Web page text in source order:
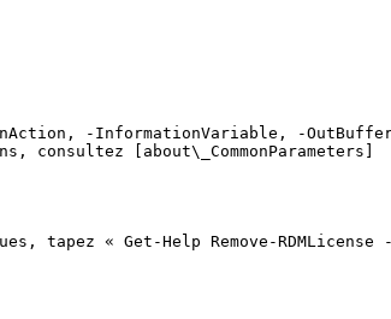
-InformationVariable, -
[about\_CommonParameters]
tapez « Get-Help Remove-